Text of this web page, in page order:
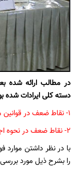
در مطالب ارائه شده
دسته کلی ایرادات شده
1- نقاط ضعف در قوانین مربوط به تعاونیها
2- نقاط ضعف در نحوه اجرای قوانین مرتبط با تعاونیها
با در نظر داشتن موارد
را بشرح ذیل مورد